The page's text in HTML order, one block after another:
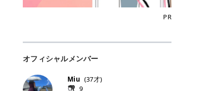
裏返し、フラット面で顔全体をやさ
しく押さえながら化粧水をなじませ
キンケアを行います。 乾燥が気にな
パックとして使用するのもおすすめ
こからは、保湿ケアや肌荒れケア、
毛穴ケアなど目的別におすすめのト
のがメリットですが、毛根を破壊す
ます。 なお、医療脱毛は保険がきか
ない自由診療なので、クリニックに
います。だからこそ、しっかり比較
ナルクリニックの全身脱毛料金プラ
・追加費用がかからないシステム ・
リニックのお得な割引・キャンペー
で割引 ・ペア限定プラン｜家族や友
人と一緒にスタートできる ・他社か
クールで上品な雰囲気を演出できま
ニュートラルな発色で、肌色を選び
落ち着いた印象に仕上がり、オン・
いめメイクにもカジュアルメイクに
もマッチします。 ラズベリーケーキ
【日本限定色】：上品なピンクベー
も上品で使いやすい色ですね。すも
いるので華やかそうに見えるけど、
> > スキンケア成分が配合されてい
て保湿もしっかりしてくれます。最
たポイントはAmazonギフト券やド
ットマネーなどに交換できます。 普
イ活初心者でも始めやすいのが魅力
段よく使っているコスメ通販サイト
けでポイントが貯まるのが大きな魅
力です✨ 例えば、、、 ・メガ割の
PR
オフィシャルメンバー
Miu (37才)
9